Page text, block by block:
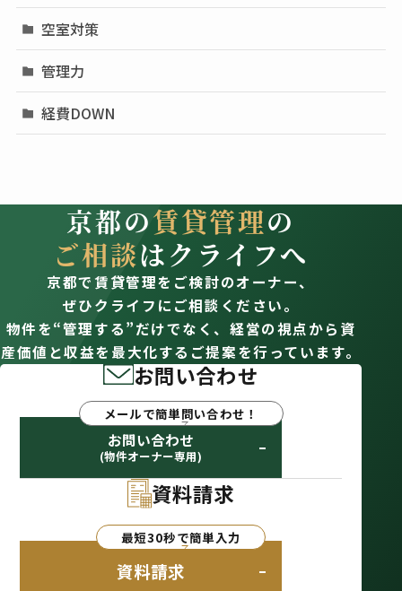
空室対策
管理力
経費DOWN
京都の賃貸管理の
ご相談はクライフへ
京都で賃貸管理をご検討のオーナー、
ぜひクライフにご相談ください。
物件を“管理する”だけでなく、経営の視点から資
産価値と収益を最大化するご提案を行っています。
お問い合わせ
メールで簡単問い合わせ！
お問い合わせ
(物件オーナー専用)
資料請求
最短30秒で簡単入力
資料請求